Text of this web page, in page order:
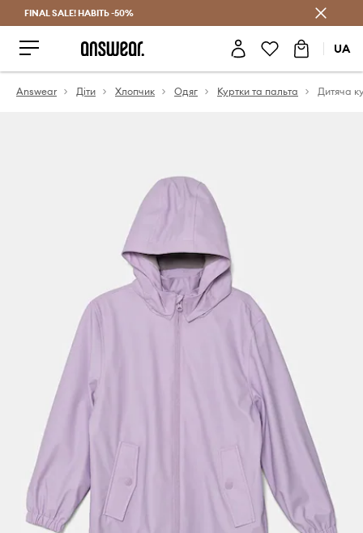
Заощаджуй з Answear Club
FINAL SALE! НАВІТЬ -50%
UA
Answear Діти Хлопчик Одяг Куртки та пальта